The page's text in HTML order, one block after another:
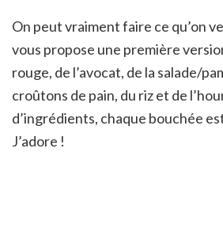
On peut vraiment faire ce qu’on
vous propose une première
rouge, de l’avocat, de la salade/
croûtons de pain, du riz et de
d’ingrédients, chaque bouchée
J’adore !